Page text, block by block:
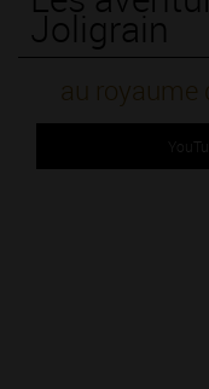
Joligrain
au royaume